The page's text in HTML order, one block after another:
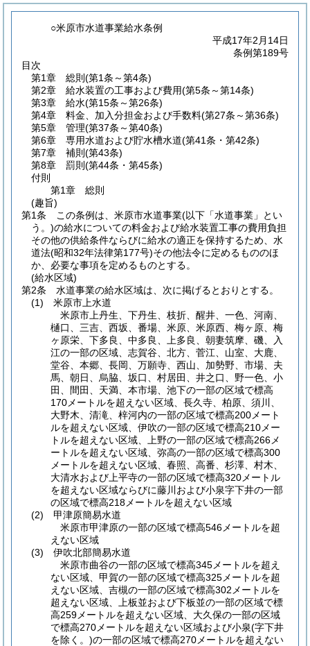
○米原市水道事業給水条例
平成17年2月14日
条例第189号
目次
第1章
総則 (第1条～第4条)
第2章
給水装置の工事および費用(第5条～第14条)
第3章
給水(第15条～第26条)
第4章
料金、加入分担金および手数料(第27条～第36条)
第5章
管理(第37条～第40条)
第6章
専用水道および貯水槽水道(第41条・第42条)
第7章
補則 (第43条)
第8章
罰則 (第44条・第45条)
付則
第1章
総則
(趣旨)
第1条
この条例は、米原市水道事業(以下「水道事業」とい
う。)の給水についての料金および給水装置工事の費用負担
その他の供給条件ならびに給水の適正を保持するため、水
道法(昭和32年法律第177号)その他法令に定めるもののほ
か、必要な事項を定めるものとする。
(給水区域)
第2条
水道事業の給水区域は、次に掲げるとおりとする。
(1)
米原市上水道
米原市上丹生、下丹生、枝折、醒井、一色、河南、
樋口、三吉、西坂、番場、米原、米原西、梅ヶ原、梅
ヶ原栄、下多良、中多良、上多良、朝妻筑摩、磯、入
江の一部の区域、志賀谷、北方、菅江、山室、大鹿、
堂谷、本郷、長岡、万願寺、西山、加勢野、市場、夫
馬、朝日、烏脇、坂口、村居田、井之口、野一色、小
田、間田、天満、本市場、池下の一部の区域で標高
170メートルを超えない区域、長久寺、柏原、須川、
大野木、清滝、梓河内の一部の区域で標高200メート
ルを超えない区域、伊吹の一部の区域で標高210メー
トルを超えない区域、上野の一部の区域で標高266メ
ートルを超えない区域、弥高の一部の区域で標高300
メートルを超えない区域、春照、高番、杉澤、村木、
大清水および上平寺の一部の区域で標高320メートル
を超えない区域ならびに藤川および小泉字下井の一部
の区域で標高218メートルを超えない区域
(2)
甲津原簡易水道
米原市甲津原の一部の区域で標高546メートルを超
えない区域
(3)
伊吹北部簡易水道
米原市曲谷の一部の区域で標高345メートルを超え
ない区域、甲賀の一部の区域で標高325メートルを超
えない区域、吉槻の一部の区域で標高302メートルを
超えない区域、上板並および下板並の一部の区域で標
高259メートルを超えない区域、大久保の一部の区域
で標高270メートルを超えない区域および小泉(字下井
を除く。)の一部の区域で標高270メートルを超えない